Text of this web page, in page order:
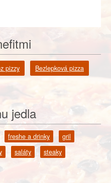
pizzy Bezlepková pizza
jedla
freshe a drinky
gril
saláty
steaky